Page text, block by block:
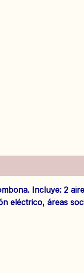
Incluye: 2
eléctrico, áreas